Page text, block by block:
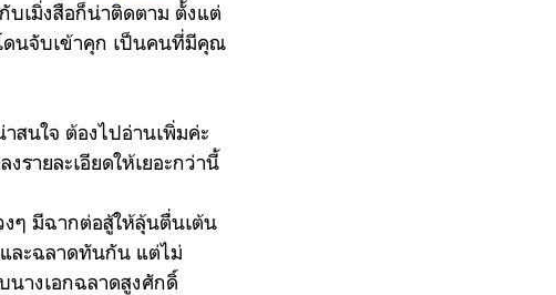
เมิ่งสือก็น่าติดตาม ตั้งแต่
ดนจับเข้าคุก เป็นคนที่มีคุณ
สนใจ ต้องไปอ่านเพิ่มค่ะ
รายละเอียดให้เยอะกว่านี้
ๆ มีฉากต่อสู้ให้ลุ้นตื่นเต้น
ละฉลาดทันกัน แต่ไม่
างเอกฉลาดสูงศักดิ์